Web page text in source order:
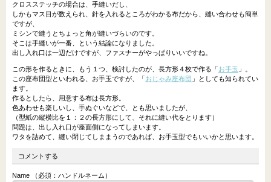
クロスステッチの場合は、手縫いだし、
しかもマス目が数えられ、針を入れるところがわかる布だから、縫い合わせも簡単
ですが、
ミシンで縫うとちょっと角が縫いづらいのです。
そこは手縫いが一番、という結論になりました。
出し入れ口は一辺だけですが、ファスナーがやっぱりいいですね。
この形を作るときに、もう１つ、検討したのが、長方形４枚で作る「 お手玉 」。
この座布団型といわれる、お手玉ですが、「 おじゃみ座布団 」としても知られてい
ます。
作るとしたら、用意する布は長方形。
色あわせも楽しいし、手ぬぐいなどで、とも思いましたが、
（型紙の縦横比を１：２の長方形にして、それに縫い代をとります）
問題は、出し入れ口が座面側になってしまいます。
ワタを詰めて、縫い閉じてしままうのであれば、お手玉型でもいいかと思います。
コメントする
Name （必須：ハンドルネーム）